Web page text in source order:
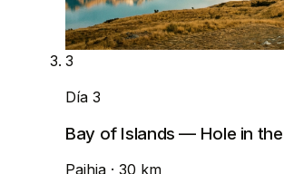
3
Día 3
Bay of Islands — Hole in
Paihia · 30 km